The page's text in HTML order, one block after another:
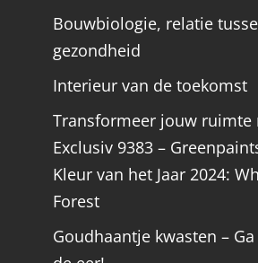
Bouwbiologie, relatie
gezondheid
Interieur van de toekomst
Transformeer jouw ruimte
Exclusiv 9383 –
Kleur van het Jaar 2024:
Forest
Goudhaantje kwasten –